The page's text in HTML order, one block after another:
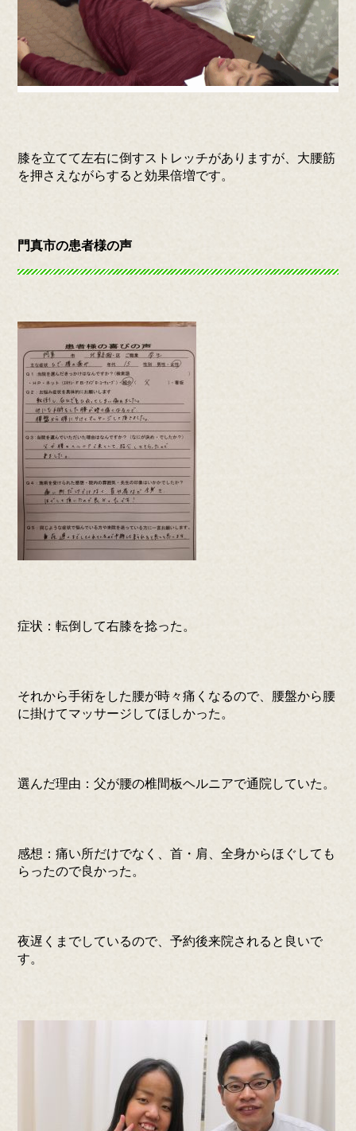
膝を立てて左右に倒すストレッチがありますが、大腰筋
を押さえながらすると効果倍増です。
門真市の患者様の声
症状：転倒して右膝を捻った。
それから手術をした腰が時々痛くなるので、腰盤から腰
に掛けてマッサージしてほしかった。
選んだ理由：父が腰の椎間板ヘルニアで通院していた。
感想：痛い所だけでなく、首・肩、全身からほぐしても
らったので良かった。
夜遅くまでしているので、予約後来院されると良いで
す。